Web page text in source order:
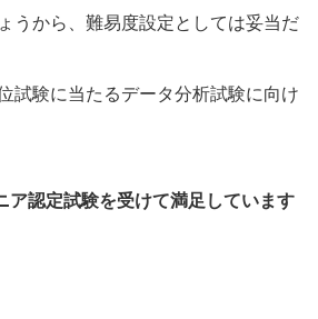
うから、難易度設定としては妥当だ
試験に当たるデータ分析試験に向け
認定試験を受けて満足しています